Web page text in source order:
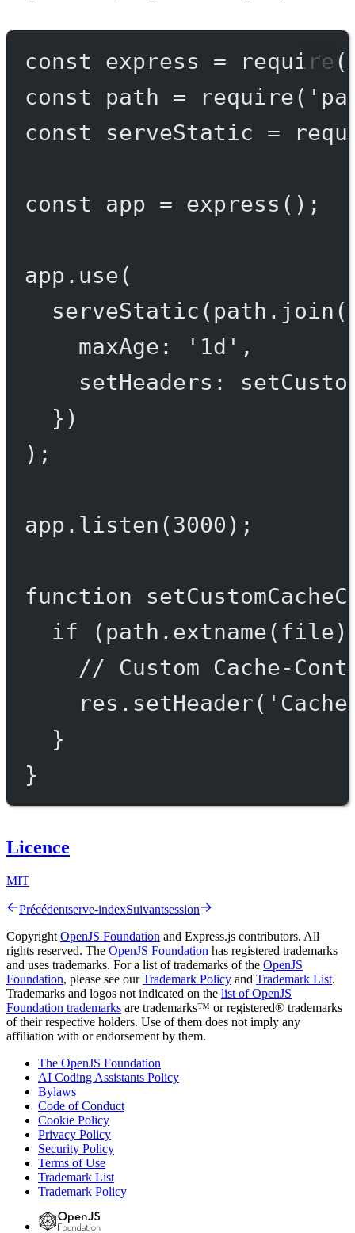
const express = require (
const
path = require(
const
serveStatic =
const app = express ();
app. use(
serveStatic (path. join
maxAge:
'1d' ,
setHeaders:
})
);
app. listen (3000 );
function
if (path. extname
// Custom Cache-
res. setHeader(
}
}
Licence
MIT
Précédentserve-indexSuivantsession
Copyright OpenJS Foundation and Express.js contributors. All
rights reserved. The OpenJS Foundation has registered trademarks
and uses trademarks. For a list of trademarks of the OpenJS
Foundation, please see ourTrademark Policy and Trademark List.
Trademarks and logos not indicated on the list of OpenJS
Foundation trademarks are trademarks™ or registered® trademarks
of their respective holders. Use of them does not imply any
affiliation with or endorsement by them.
The OpenJS Foundation
AI Coding Assistants Policy
Bylaws
Code of Conduct
Cookie Policy
Privacy Policy
Security Policy
Terms of Use
Trademark List
Trademark Policy